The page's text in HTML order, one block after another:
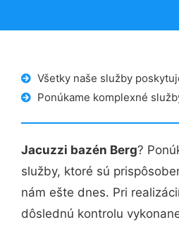
Všetky naše služby
Ponúkame komplexné
Jacuzzi bazén Berg?
služby, ktoré sú
nám ešte dnes. Pri
dôslednú kontrolu